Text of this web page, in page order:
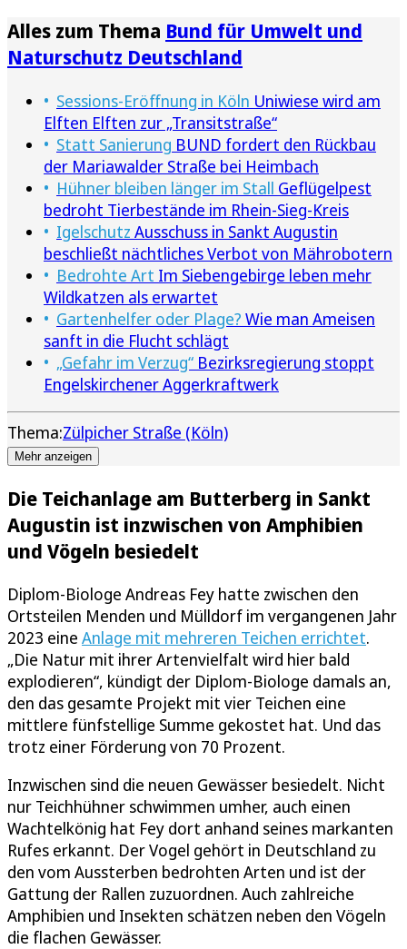
Alles zum Thema Bund für Umwelt und
Naturschutz Deutschland
Sessions-Eröffnung in Köln Uniwiese wird am
Elften Elften zur „Transitstraße“
Statt Sanierung BUND fordert den Rückbau
der Mariawalder Straße bei Heimbach
Hühner bleiben länger im Stall Geflügelpest
bedroht Tierbestände im Rhein-Sieg-Kreis
Igelschutz Ausschuss in Sankt Augustin
beschließt nächtliches Verbot von Mährobotern
Bedrohte Art Im Siebengebirge leben mehr
Wildkatzen als erwartet
Gartenhelfer oder Plage? Wie man Ameisen
sanft in die Flucht schlägt
„Gefahr im Verzug“ Bezirksregierung stoppt
Engelskirchener Aggerkraftwerk
Thema:Zülpicher Straße (Köln)
Mehr anzeigen
Die Teichanlage am Butterberg in Sankt
Augustin ist inzwischen von Amphibien
und Vögeln besiedelt
Diplom-Biologe Andreas Fey hatte zwischen den
Ortsteilen Menden und Mülldorf im vergangenen Jahr
2023 eine Anlage mit mehreren Teichen errichtet.
„Die Natur mit ihrer Artenvielfalt wird hier bald
explodieren“, kündigt der Diplom-Biologe damals an,
den das gesamte Projekt mit vier Teichen eine
mittlere fünfstellige Summe gekostet hat. Und das
trotz einer Förderung von 70 Prozent.
Inzwischen sind die neuen Gewässer besiedelt. Nicht
nur Teichhühner schwimmen umher, auch einen
Wachtelkönig hat Fey dort anhand seines markanten
Rufes erkannt. Der Vogel gehört in Deutschland zu
den vom Aussterben bedrohten Arten und ist der
Gattung der Rallen zuzuordnen. Auch zahlreiche
Amphibien und Insekten schätzen neben den Vögeln
die flachen Gewässer.